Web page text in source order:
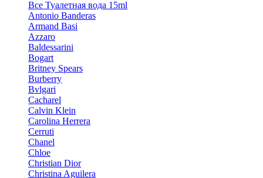
Все Туалетная вода 15ml
Antonio Banderas
Armand Basi
Azzaro
Baldessarini
Bogart
Britney Spears
Burberry
Bvlgari
Cacharel
Calvin Klein
Carolina Herrera
Cerruti
Chanel
Chloe
Christian Dior
Christina Aguilera